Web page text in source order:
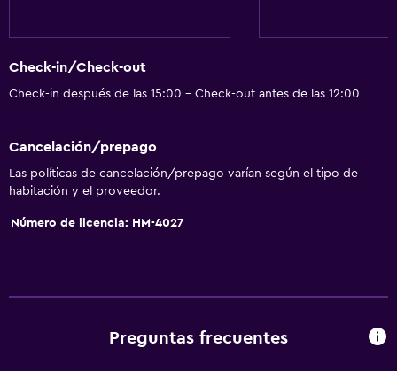
Vista a la ciudad
Espacio de almacenamiento
Servicios básicos
Internet
Check-in/Check-out
Check-in después de las 15:00 - Check-out antes de las 12:00
Cancelación/prepago
Las políticas de cancelación/prepago varían según el tipo de
habitación y el proveedor.
Número de licencia: HM-4027
Preguntas frecuentes